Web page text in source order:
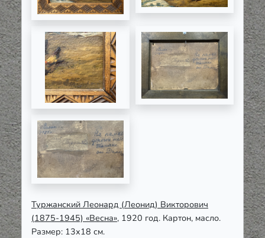
Туржанский Леонард (Леонид) Викторович
(1875-1945) «Весна», 1920 год. Картон, масло.
Размер: 13х18 см.